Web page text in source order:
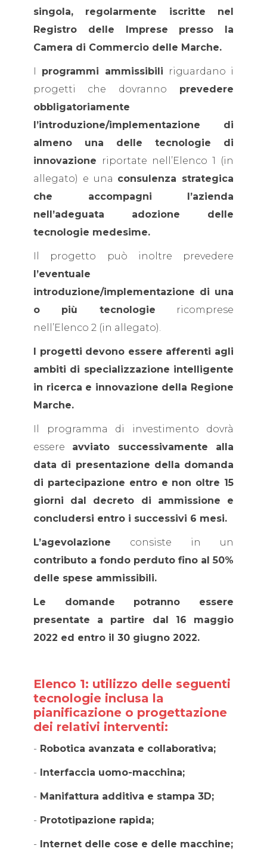
singola, regolarmente iscritte nel
Registro delle Imprese presso la
Camera di Commercio delle Marche.
I programmi ammissibili
riguardano i
progetti che dovranno prevedere
obbligatoriamente
l’introduzione/implementazione di
almeno una delle tecnologie di
innovazione
riportate nell’Elenco 1 (in
allegato) e una consulenza strategica
che accompagni l’azienda
nell’adeguata adozione delle
tecnologie medesime.
Il progetto può inoltre prevedere
l’eventuale
introduzione/implementazione di una
o più tecnologie ricomprese
nell’Elenco 2 (in allegato).
I progetti devono essere afferenti agli
ambiti di specializzazione intelligente
in ricerca e innovazione della Regione
Marche.
Il programma di investimento dovrà
essere avviato successivamente alla
data di presentazione della domanda
di partecipazione entro e non oltre 15
giorni dal decreto di ammissione e
concludersi entro i successivi 6 mesi.
L’agevolazione consiste in un
contributo a fondo perduto fino al 50%
delle spese ammissibili.
Le domande potranno essere
presentate a partire dal 16 maggio
2022 ed entro il 30 giugno 2022.
Elenco 1: utilizzo delle seguenti
tecnologie inclusa la
pianificazione o progettazione
dei relativi interventi:
- Robotica avanzata e collaborativa;
- Interfaccia uomo-macchina;
- Manifattura additiva e stampa 3D;
- Prototipazione rapida;
- Internet delle cose e delle macchine;